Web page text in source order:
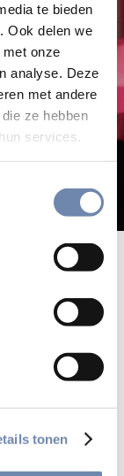
te bieden
Ook delen we
onze
analyse. Deze
met andere
ze hebben
services.
tonen
in